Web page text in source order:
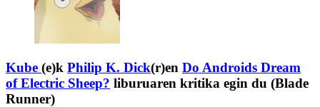
Kube (e)k Philip K. Dick(r)en Do Androids Dream
of Electric Sheep? liburuaren kritika egin du (Blade
Runner)